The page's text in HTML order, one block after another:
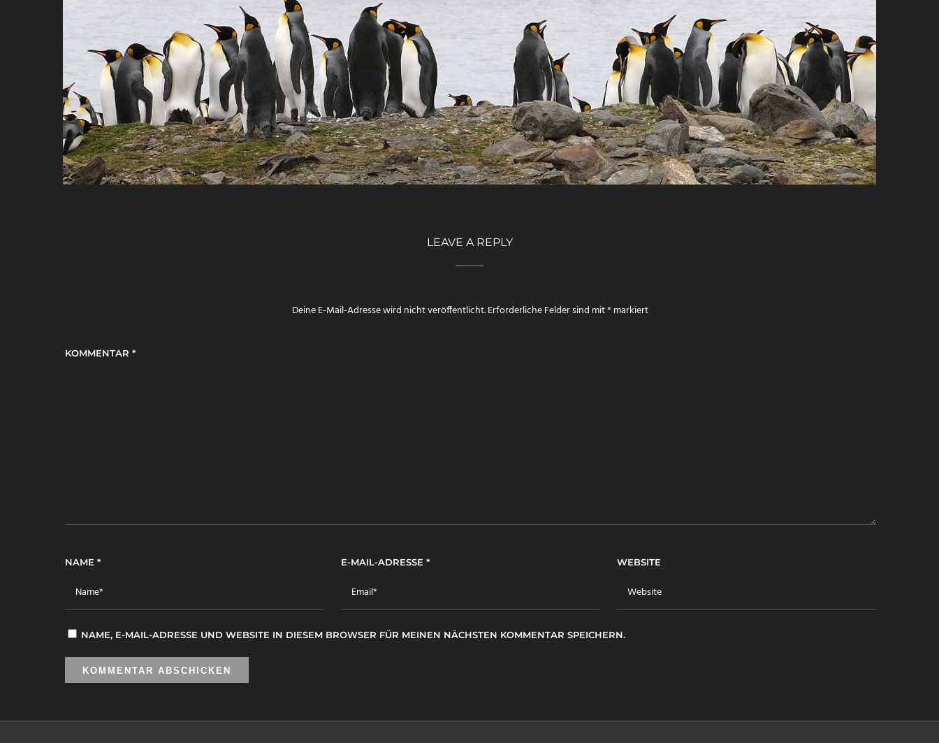
LEAVE A REPLY
Deine E-Mail-Adresse wird nicht veröffentlicht.Erforderliche Felder sind mit*markiert
KOMMENTAR *
NAME * E-MAIL-ADRESSE * WEBSITE
NAME, E-MAIL-ADRESSE UND WEBSITE IN DIESEM BROWSER FÜR MEINEN NÄCHSTEN KOMMENTAR SPEICHERN.